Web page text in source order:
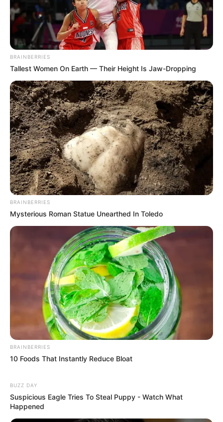
Baca juga:10 Jenis Tanaman Air yang Bikin Kolam Ikan
Cantik & Bersih
Hanya bermodalkan nasi dan rumput laut ternyata bisa dikreasikan
menjadi bentuk yang unik. Tak hanya hewan, tapi juga karakter
berbagai anime.
TAGS KREASI NASI ORIGINI
BRAINBERRIES
Tallest Women On Earth — Their Height Is Jaw-Dropping
BRAINBERRIES
Mysterious Roman Statue Unearthed In Toledo
BRAINBERRIES
10 Foods That Instantly Reduce Bloat
BUZZ DAY
Suspicious Eagle Tries To Steal Puppy - Watch What
Happened